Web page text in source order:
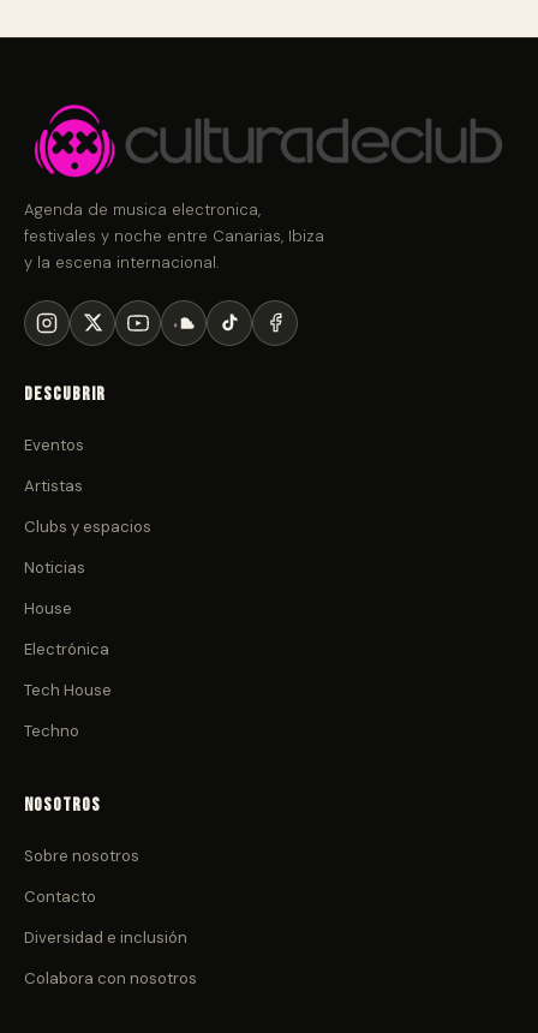
Agenda de musica electronica,
festivales y noche entre Canarias, Ibiza
y la escena internacional.
Descubrir
Eventos
Artistas
Clubs y espacios
Noticias
House
Electrónica
Tech House
Techno
Nosotros
Sobre nosotros
Contacto
Diversidad e inclusión
Colabora con nosotros